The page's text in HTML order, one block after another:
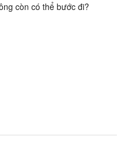
còn có thể bước đi?